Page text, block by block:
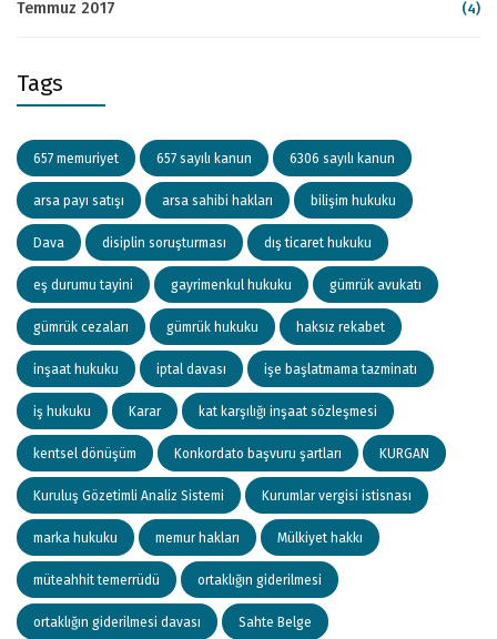
Temmuz 2017 (4)
Tags
657 memuriyet 657 sayılı kanun 6306 sayılı kanun
arsa payı satışı arsa sahibi hakları bilişim hukuku
Dava disiplin soruşturması dış ticaret hukuku
eş durumu tayini gayrimenkul hukuku gümrük avukatı
gümrük cezaları gümrük hukuku haksız rekabet
inşaat hukuku iptal davası işe başlatmama tazminatı
iş hukuku Karar kat karşılığı inşaat sözleşmesi
kentsel dönüşüm Konkordato başvuru şartları KURGAN
Kuruluş Gözetimli Analiz Sistemi Kurumlar vergisi istisnası
marka hukuku memur hakları Mülkiyet hakkı
müteahhit temerrüdü ortaklığın giderilmesi
ortaklığın giderilmesi davası Sahte Belge